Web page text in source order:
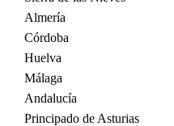
Almería
Córdoba
Huelva
Málaga
Andalucía
Principado de Asturias